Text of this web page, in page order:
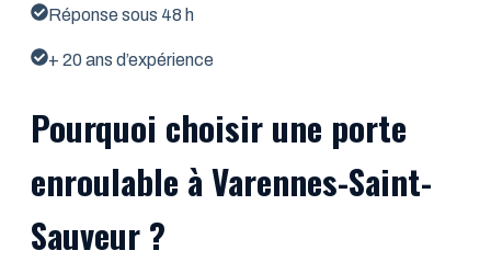
Réponse sous 48 h
+ 20 ans d’expérience
Pourquoi choisir une porte
enroulable à Varennes-Saint-
Sauveur ?